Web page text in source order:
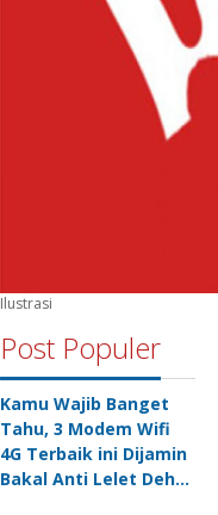
Ilustrasi
Post Populer
Kamu Wajib Banget
Tahu, 3 Modem Wifi
4G Terbaik ini Dijamin
Bakal Anti Lelet Deh…